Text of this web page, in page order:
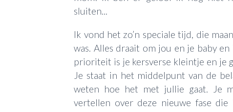
sluiten...
Ik vond het zo’n speciale tijd, die
was. Alles draait om jou en je baby
prioriteit is je kersverse kleintje en je
Je staat in het middelpunt van de
weten hoe het met jullie gaat. Je
vertellen over deze nieuwe fase